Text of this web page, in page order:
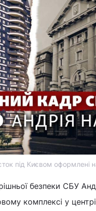
під Києвом
безпеки СБУ
комплексі у